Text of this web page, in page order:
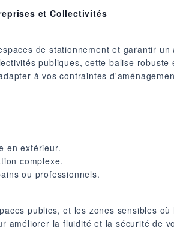
et Collectivités
de stationnement et garantir un
publiques, cette balise robuste
à vos contraintes
en extérieur.
complexe.
ou professionnels.
publics, et les zones sensibles
améliorer la fluidité et la sécurité de